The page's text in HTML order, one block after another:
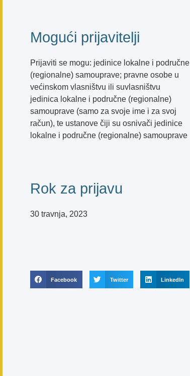
Mogući prijavitelji
Prijaviti se mogu: jedinice lokalne i područne
(regionalne) samouprave; pravne osobe u
većinskom vlasništvu ili suvlasništvu
jedinica lokalne i područne (regionalne)
samouprave (samo za svoje ime i za svoj
račun), te ustanove čiji su osnivači jedinice
lokalne i područne (regionalne) samouprave
Rok za prijavu
30 travnja, 2023
Facebook Twitter LinkedIn